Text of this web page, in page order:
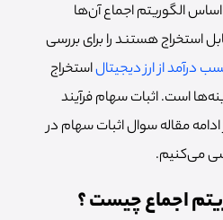
اساس الگوریتم اجماع آن‌ها
استخراج هستند را برای بررسی
درآمد از ارز دیجیتالاستخراج
است. اثبات سهام فرآیند
مقاله سوال اثبات سهام در
می‌کنیم.
اجماع چیست ؟